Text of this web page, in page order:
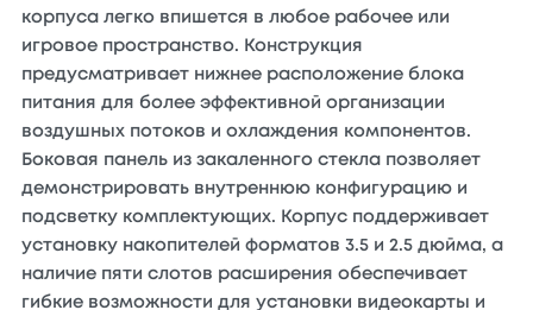
корпуса легко впишется в любое рабочее или
игровое пространство. Конструкция
предусматривает нижнее расположение блока
питания для более эффективной организации
воздушных потоков и охлаждения компонентов.
Боковая панель из закаленного стекла позволяет
демонстрировать внутреннюю конфигурацию и
подсветку комплектующих. Корпус поддерживает
установку накопителей форматов 3.5 и 2.5 дюйма, а
наличие пяти слотов расширения обеспечивает
гибкие возможности для установки видеокарты и